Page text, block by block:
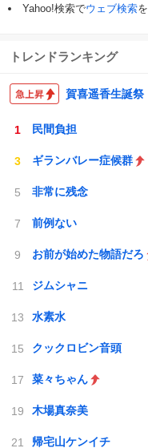
Yahoo!検索でウェブ検索
トレンドランキング
賀喜遥香生誕祭
民間負担
ギランバレー症候群
非常に残念
前例ない
お前が始めた物語だろ
ジムシャニ
水素水
クックロビン音頭
菜々ちゃん
木場真奈美
帰宅山ケンイチ